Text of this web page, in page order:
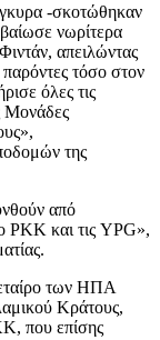
-σκοτώθηκαν
νωρίτερα
απειλώντας
παρόντες τόσο στον
όλες τις
Μονάδες
της
από
PKK και τις YPG»,
των ΗΠΑ
Κράτους,
που επίσης